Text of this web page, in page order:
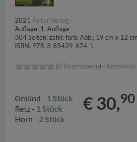
2021 Falter Verlag
Auflage: 1. Auflage
304 Seiten; zahlr. farb. Abb.; 19 cm x 12 cm
ISBN: 978-3-85439-674-1
(0 Rezensionen) -
Gmünd - 1 Stück
Retz - 1 Stück
Horn - 2 Stück
€ 30,90